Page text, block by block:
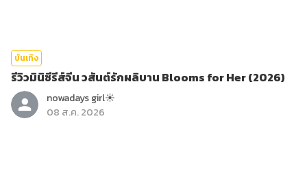
บันเทิง
รีวิวมินิซีรีส์จีน วสันต์รักผลิบาน Blooms for Her (2026)
nowadays girl☀︎︎
08 ส.ค. 2026